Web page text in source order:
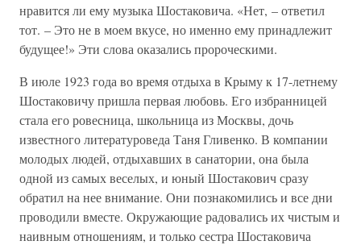
нравится ли ему музыка Шостаковича. «Нет, – ответил
тот. – Это не в моем вкусе, но именно ему принадлежит
будущее!» Эти слова оказались пророческими.
В июле 1923 года во время отдыха в Крыму к 17-летнему
Шостаковичу пришла первая любовь. Его избранницей
стала его ровесница, школьница из Москвы, дочь
известного литературоведа Таня Гливенко. В компании
молодых людей, отдыхавших в санатории, она была
одной из самых веселых, и юный Шостакович сразу
обратил на нее внимание. Они познакомились и все дни
проводили вместе. Окружающие радовались их чистым и
наивным отношениям, и только сестра Шостаковича